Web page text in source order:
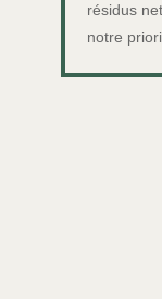
résidus
notre